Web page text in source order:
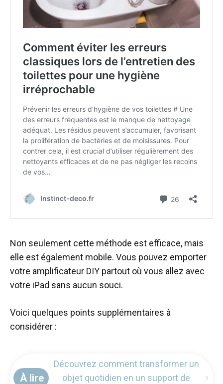
Non seulement cette méthode est efficace, mais
elle est également mobile. Vous pouvez emporter
votre amplificateur DIY partout où vous allez avec
votre iPad sans aucun souci.
Voici quelques points supplémentaires à
considérer :
À lire
Découvrez comment transformer un
objet quotidien en un support de